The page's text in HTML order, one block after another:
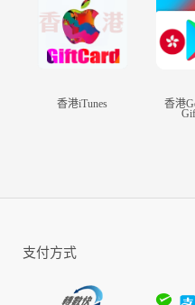
《亞克傳承》系列作品中
地下遺跡」、「獵人公會」
場一決高下，朝
宣明/指出毬亞/梅津秀行/
山剛志/武內駿輔/比嘉久
友里/榊原優希/山下七海/
香港iTunes 香港
支付方式